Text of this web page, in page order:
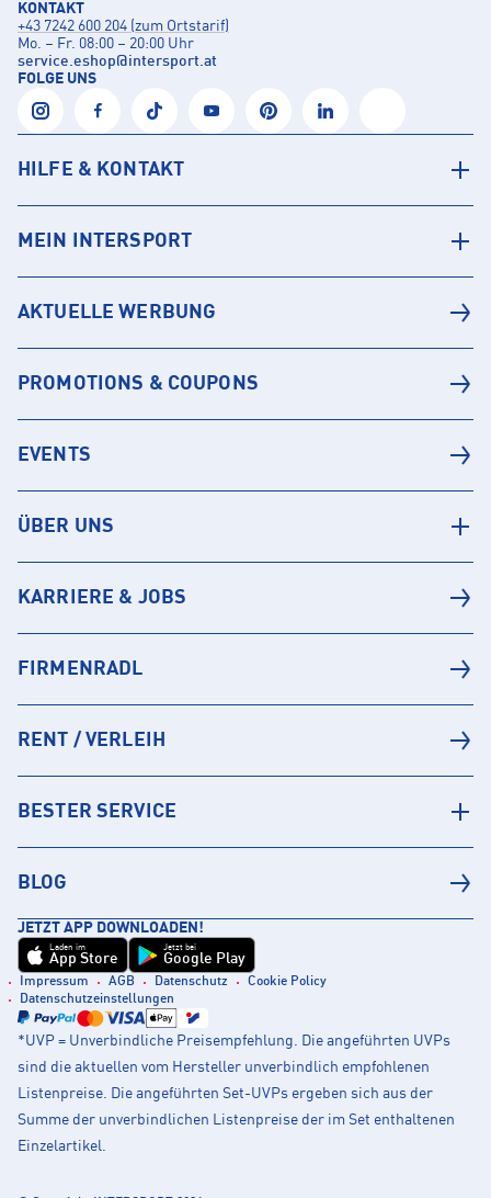
KONTAKT
+43 7242 600 204 (zum Ortstarif)
Mo. – Fr. 08:00 – 20:00 Uhr
service.eshop@intersport.at
FOLGE UNS
HILFE & KONTAKT
MEIN INTERSPORT
AKTUELLE WERBUNG
PROMOTIONS & COUPONS
EVENTS
ÜBER UNS
KARRIERE & JOBS
FIRMENRADL
RENT / VERLEIH
BESTER SERVICE
BLOG
JETZT APP DOWNLOADEN!
Laden im
App Store
Jetzt bei
Google Play
Impressum AGB Datenschutz
Cookie Policy
Datenschutzeinstellungen
*UVP = Unverbindliche Preisempfehlung. Die angeführten UVPs
sind die aktuellen vom Hersteller unverbindlich empfohlenen
Listenpreise. Die angeführten Set-UVPs ergeben sich aus der
Summe der unverbindlichen Listenpreise der im Set enthaltenen
Einzelartikel.